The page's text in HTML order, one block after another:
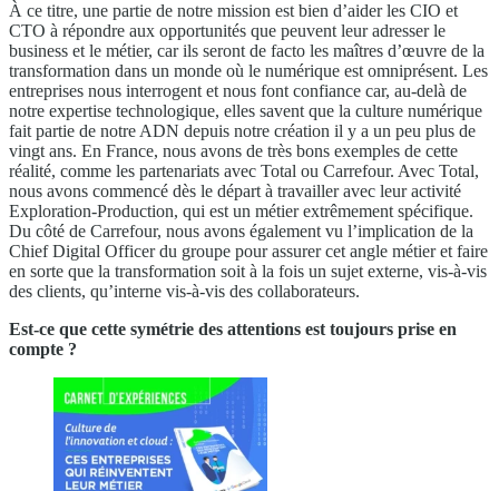
À ce titre, une partie de notre mission est bien d’aider les CIO et
CTO à répondre aux opportunités que peuvent leur adresser le
business et le métier, car ils seront de facto les maîtres d’œuvre de la
transformation dans un monde où le numérique est omniprésent. Les
entreprises nous interrogent et nous font confiance car, au-delà de
notre expertise technologique, elles savent que la culture numérique
fait partie de notre ADN depuis notre création il y a un peu plus de
vingt ans. En France, nous avons de très bons exemples de cette
réalité, comme les partenariats avec Total ou Carrefour. Avec Total,
nous avons commencé dès le départ à travailler avec leur activité
Exploration-Production, qui est un métier extrêmement spécifique.
Du côté de Carrefour, nous avons également vu l’implication de la
Chief Digital Officer du groupe pour assurer cet angle métier et faire
en sorte que la transformation soit à la fois un sujet externe, vis-à-vis
des clients, qu’interne vis-à-vis des collaborateurs.
Est-ce que cette symétrie des attentions est toujours prise en
compte ?